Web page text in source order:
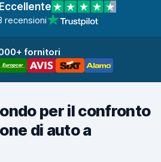
recensioni
fornitori
per il confronto
di auto a